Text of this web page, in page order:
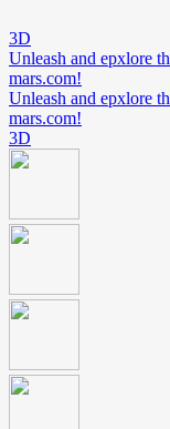
3D
Unleash and epxlore
mars.com!
Unleash and epxlore
mars.com!
3D